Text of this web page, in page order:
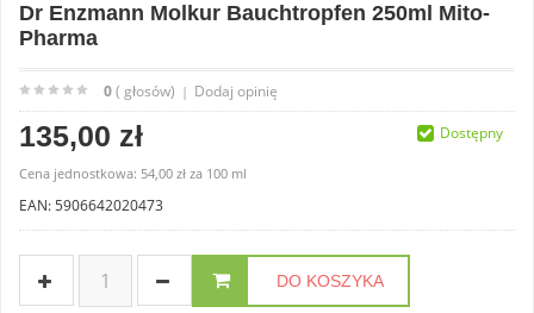
Dr Enzmann Molkur Bauchtropfen 250ml Mito-
Pharma
0( głosów) | Dodaj opinię
135,00 zł
Cena jednostkowa: 54,00 zł za 100 ml
EAN: 5906642020473
DO KOSZYKA
Dostępny